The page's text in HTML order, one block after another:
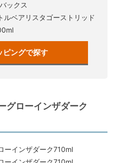
ックス
ベアリスタゴーストリッド
ピングで探す
グローインザダーク